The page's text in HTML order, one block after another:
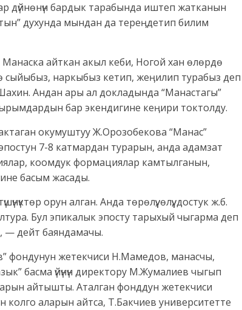
дүйнөнүн бардык тарабында иштеп жатканын
духунда мындан да тереӊдетип билим
айткан акыл кеби, Ногой хан өлөрдө
сыйыбыз, наркыбыз кетип, жеӊилип турабыз деп
Андан ары ал докладында “Манастагы”
бар экендигине кеӊири токтолду.
окумуштуу Ж.Орозобекова “Манас”
7-8 катмардан турарын, анда адамзат
коомдук формациялар камтылганын,
басым жасады.
орун алган. Анда төрөлүү, өлүү, достук ж.б.
Бул эпикалык эпосту тарыхый чыгарма деп
— дейт баяндамачы.
фондунун жетекчиси Н.Мамедов, манасчы,
басма үйүнүн директору М.Жумалиев чыгып
айтышты. Аталган фонддун жетекчиси
аларын айтса, Т.Бакчиев университетте